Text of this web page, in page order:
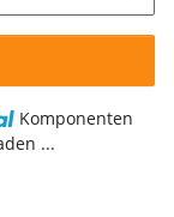
Komponenten
...